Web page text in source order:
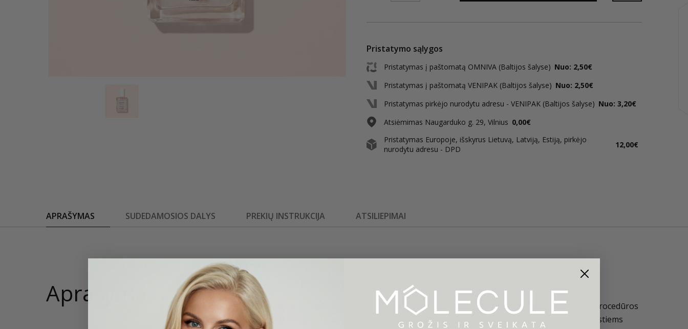
Pristatymo sąlygos
Pristatymas į paštomatą OMNIVA (Baltijos šalyse) Nuo: 2,50€
Pristatymas į paštomatą VENIPAK (Baltijos šalyse) Nuo: 2,50€
Pristatymas pirkėjo nurodytu adresu - VENIPAK (Baltijos šalyse) Nuo: 3,20€
Atsiėmimas Naugarduko g. 29, Vilnius 0,00€
Pristatymas Europoje, išskyrus Lietuvą, Latviją, Estiją, pirkėjo
nurodytu adresu - DPD
12,00€
APRAŠYMAS SUDEDAMOSIOS DALYS PREKIŲ INSTRUKCIJA ATSILIEPIMAI
Aprašymas
15 ml
"Base Coat S.O.S" nagų lako pagrindas - du viename produktas, kurį galima naudoti kaip atkuriamosios procedūros
priemonę arba kaip klasikinį pagrindinį sluoksnį po
Greenserijos spalvotu nagų laku. Skirtas labai pažeistiems